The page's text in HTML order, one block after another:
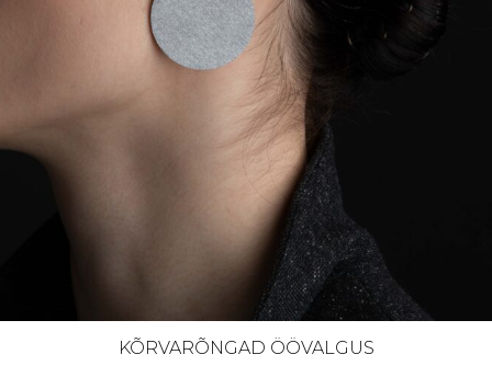
KÕRVARÕNGAD ÖÖVALGUS